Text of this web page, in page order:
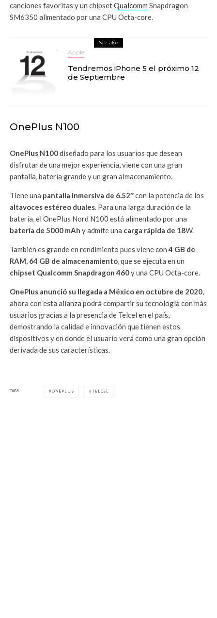
canciones favoritas y un chipsetQualcomm Snapdragon
SM6350 alimentado por una CPU Octa-core.
See also
Apple
Tendremos iPhone 5 el próximo 12
de Septiembre
OnePlus N100
OnePlus N100diseñado para los usuarios que desean
disfrutar de una mejor experiencia, viene con una gran
pantalla, batería grande y un gran almacenamiento.
Tiene una pantalla inmersiva de 6.52″con la potencia de los
altavoces estéreo duales. Para una larga duración de la
batería, el OnePlus Nord N100 está alimentado por una
batería de 5000 mAh y admite una carga rápida de 18W.
También es grande en rendimiento pues viene con4 GB de
RAM, 64 GB de almacenamiento, que se ejecuta en un
chipset Qualcomm Snapdragon 460y una CPU Octa-core.
OnePlus anunció su llegada a México en octubre de 2020,
ahora con esta alianza podrá compartir su tecnología con más
usuarios gracias a la presencia de Telcel en el país,
demostrando la calidad e innovación que tienen estos
dispositivos y en donde el usuario verá como una gran opción
derivada de sus características.
TAGS ONEPLUS TELCEL